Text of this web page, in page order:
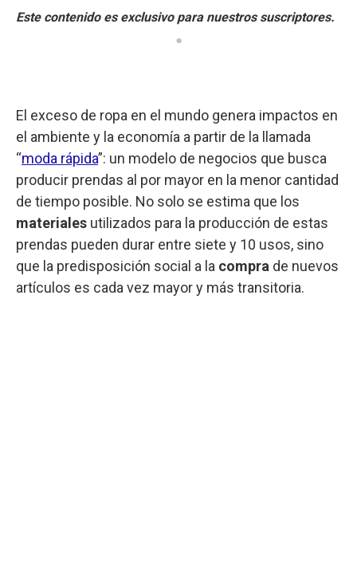
El exceso de ropa en el mundo genera impactos en
el ambiente y la economía a partir de la llamada
“moda rápida”: un modelo de negocios que busca
producir prendas al por mayor en la menor cantidad
de tiempo posible. No solo se estima que los
materiales utilizados para la producción de estas
prendas pueden durar entre siete y 10 usos, sino
que la predisposición social a la compra de nuevos
artículos es cada vez mayor y más transitoria.